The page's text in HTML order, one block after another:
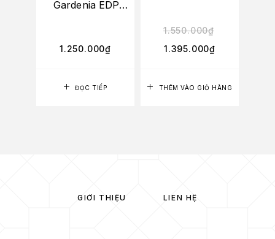
ĐỌC TIẾP
Gardenia EDP
1.250.000₫
THÊM VÀO GIỎ HÀNG
1.550.000₫
1.395.000₫
GIỚI THIỆU LIÊN HỆ